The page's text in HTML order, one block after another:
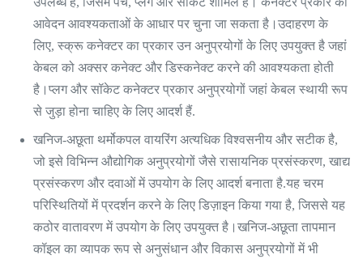
आवेदन आवश्यकताओं के आधार पर चुना जा सकता है।उदाहरण के
लिए, स्क्रू कनेक्टर का प्रकार उन अनुप्रयोगों के लिए उपयुक्त है जहां
केबल को अक्सर कनेक्ट और डिस्कनेक्ट करने की आवश्यकता होती
है।प्लग और सॉकेट कनेक्टर प्रकार अनुप्रयोगों जहां केबल स्थायी रूप
से जुड़ा होना चाहिए के लिए आदर्श हैं.
खनिज-अछूता थर्मोकपल वायरिंग अत्यधिक विश्वसनीय और सटीक है,
जो इसे विभिन्न औद्योगिक अनुप्रयोगों जैसे रासायनिक प्रसंस्करण, खाद्य
प्रसंस्करण और दवाओं में उपयोग के लिए आदर्श बनाता है.यह चरम
परिस्थितियों में प्रदर्शन करने के लिए डिज़ाइन किया गया है, जिससे यह
कठोर वातावरण में उपयोग के लिए उपयुक्त है।खनिज-अछूता तापमान
कॉइल का व्यापक रूप से अनुसंधान और विकास अनुप्रयोगों में भी